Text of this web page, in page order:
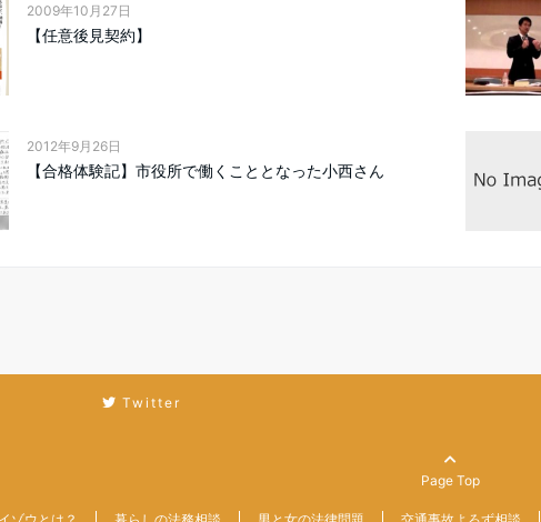
2009年10月27日
【任意後見契約】
2012年9月26日
【合格体験記】市役所で働くこととなった小西さん
Twitter
Page Top